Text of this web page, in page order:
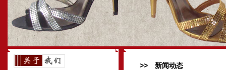
>> 新闻动态